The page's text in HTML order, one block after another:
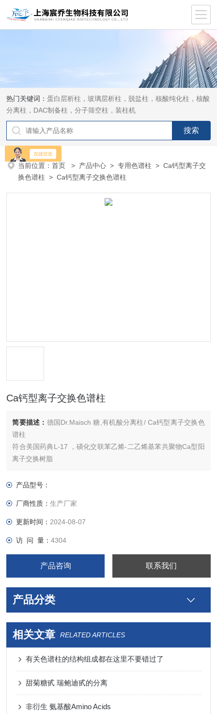
热门关键词：蛋白层析柱，玻璃层析柱，脱盐柱，核酸纯化柱，核酸
分离柱，DAC制备柱，分子筛空柱，装柱机
当前位置：首页 > 产品中心 >专用色谱柱 >Ca钙型离子交
换色谱柱 > Ca钙型离子交换色谱柱
Ca钙型离子交换色谱柱
简要描述： 德国Dr.Maisch 糖,有机酸分离柱/ Ca钙型离子交换色
谱柱
符合美国药典L-17 ，磺化交联苯乙烯-二乙烯基苯共聚物Ca型阳
离子交换树脂
产品型号：
厂商性质：生产厂家
更新时间： 2024-08-07
访 问 量：4304
产品咨询 联系我们
产品分类
相关文章 RELATED ARTICLES
有关色谱柱的结构组成都在这里不要错过了
甜菊糖甙 瑞鲍迪甙的分离
非衍生 氨基酸Amino Acids